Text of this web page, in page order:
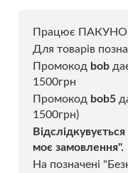
Працює
Для товарів
Промокод bob
1500грн
Промокод bob5
1500грн)
моє замовлення".
На позначені